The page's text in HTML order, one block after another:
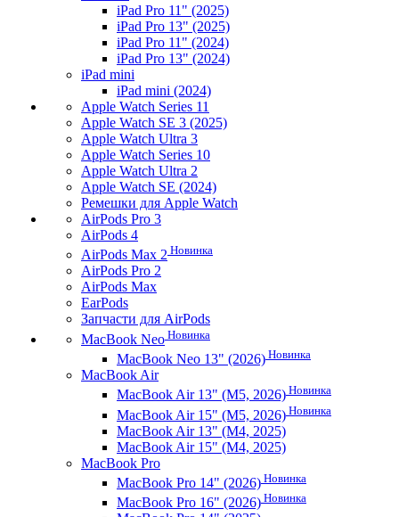
iPad Pro 11" (2025)
iPad Pro 13" (2025)
iPad Pro 11" (2024)
iPad Pro 13" (2024)
iPad mini
iPad mini (2024)
Apple Watch Series 11
Apple Watch SE 3 (2025)
Apple Watch Ultra 3
Apple Watch Series 10
Apple Watch Ultra 2
Apple Watch SE (2024)
Ремешки для Apple Watch
AirPods Pro 3
AirPods 4
AirPods Max 2 Новинка
AirPods Pro 2
AirPods Max
EarPods
Запчасти для AirPods
MacBook Neo Новинка
MacBook Neo 13" (2026) Новинка
MacBook Air
MacBook Air 13" (M5, 2026) Новинка
MacBook Air 15" (M5, 2026) Новинка
MacBook Air 13" (M4, 2025)
MacBook Air 15" (M4, 2025)
MacBook Pro
MacBook Pro 14" (2026) Новинка
MacBook Pro 16" (2026) Новинка